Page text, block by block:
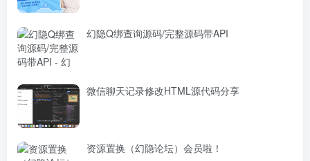
幻隐Q绑查询源码/完整源码带API
微信聊天记录修改HTML源代码分享
资源置换（幻隐论坛）会员啦！